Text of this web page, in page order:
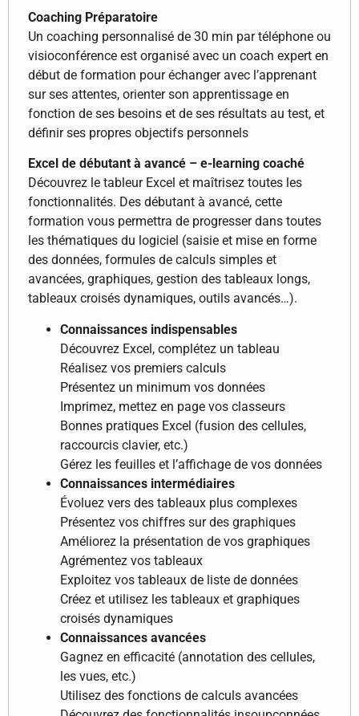
Coaching Préparatoire
Un coaching personnalisé de 30 min par téléphone ou
visioconférence est organisé avec un coach expert en
début de formation pour échanger avec l’apprenant
sur ses attentes, orienter son apprentissage en
fonction de ses besoins et de ses résultats au test, et
définir ses propres objectifs personnels
Excel de débutant à avancé – e-learning coaché
Découvrez le tableur Excel et maîtrisez toutes les
fonctionnalités. Des débutant à avancé, cette
formation vous permettra de progresser dans toutes
les thématiques du logiciel (saisie et mise en forme
des données, formules de calculs simples et
avancées, graphiques, gestion des tableaux longs,
tableaux croisés dynamiques, outils avancés…).
Connaissances indispensables
Découvrez Excel, complétez un tableau
Réalisez vos premiers calculs
Présentez un minimum vos données
Imprimez, mettez en page vos classeurs
Bonnes pratiques Excel (fusion des cellules,
raccourcis clavier, etc.)
Gérez les feuilles et l’affichage de vos données
Connaissances intermédiaires
Évoluez vers des tableaux plus complexes
Présentez vos chiffres sur des graphiques
Améliorez la présentation de vos graphiques
Agrémentez vos tableaux
Exploitez vos tableaux de liste de données
Créez et utilisez les tableaux et graphiques
croisés dynamiques
Connaissances avancées
Gagnez en efficacité (annotation des cellules,
les vues, etc.)
Utilisez des fonctions de calculs avancées